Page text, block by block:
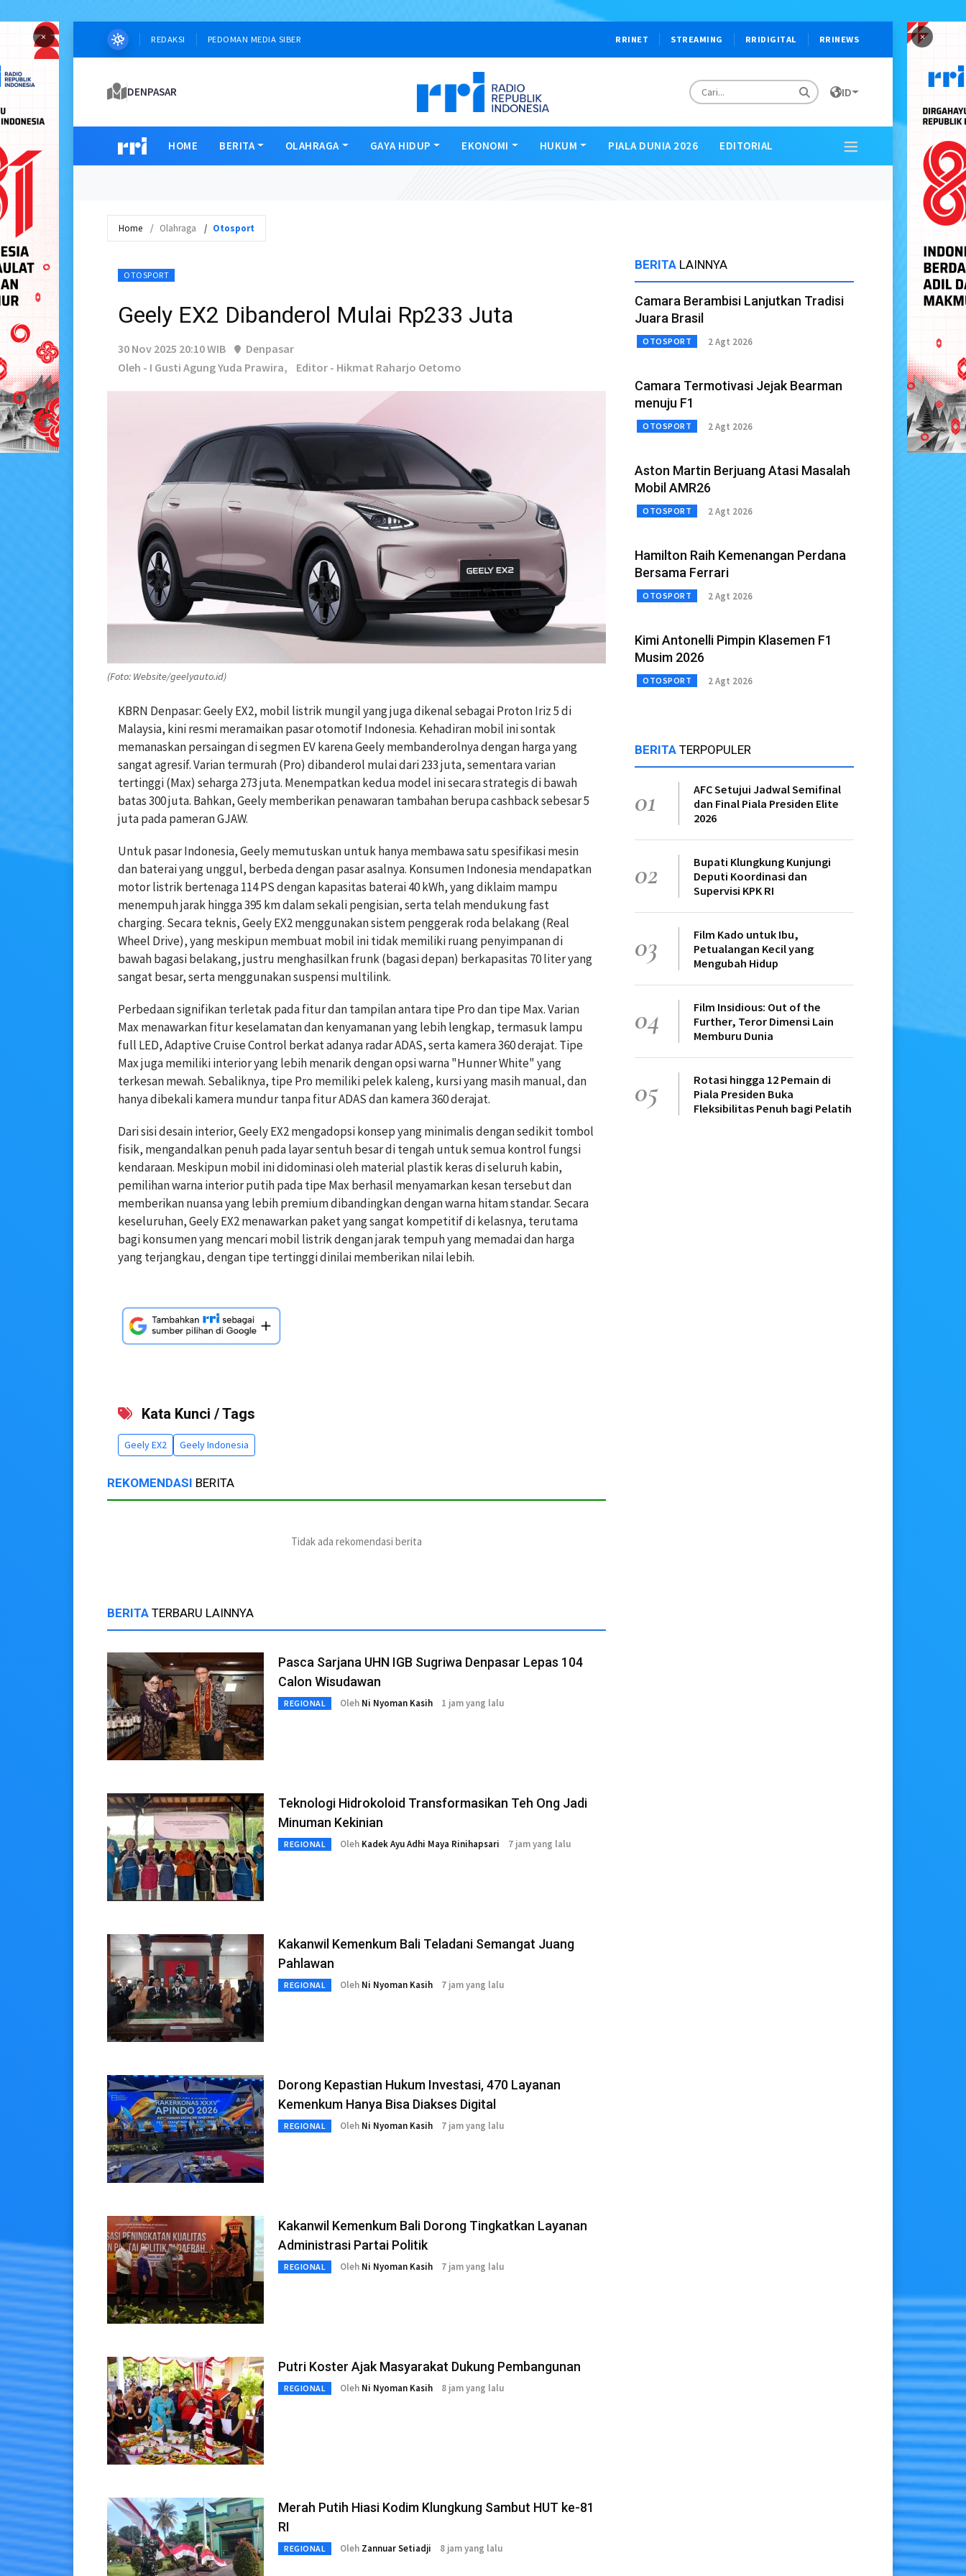
× ×
REDAKSI PEDOMAN MEDIA SIBER RRINET STREAMING RRIDIGITAL RRINEWS
DENPASAR ID
HOME BERITA OLAHRAGA GAYA HIDUP EKONOMI HUKUM PIALA DUNIA 2026 EDITORIAL
Home Olahraga Otosport
OTOSPORT
Geely EX2 Dibanderol Mulai Rp233 Juta
30 Nov 2025 20:10 WIB
Denpasar
Oleh - I Gusti Agung Yuda Prawira,
Editor - Hikmat Raharjo Oetomo
(Foto: Website/geelyauto.id)
KBRN Denpasar: Geely EX2, mobil listrik mungil yang juga dikenal sebagai Proton Iriz 5 di
Malaysia, kini resmi meramaikan pasar otomotif Indonesia. Kehadiran mobil ini sontak
memanaskan persaingan di segmen EV karena Geely membanderolnya dengan harga yang
sangat agresif. Varian termurah (Pro) dibanderol mulai dari 233 juta, sementara varian
tertinggi (Max) seharga 273 juta. Menempatkan kedua model ini secara strategis di bawah
batas 300 juta. Bahkan, Geely memberikan penawaran tambahan berupa cashback sebesar 5
juta pada pameran GJAW.
Untuk pasar Indonesia, Geely memutuskan untuk hanya membawa satu spesifikasi mesin
dan baterai yang unggul, berbeda dengan pasar asalnya. Konsumen Indonesia mendapatkan
motor listrik bertenaga 114 PS dengan kapasitas baterai 40 kWh, yang diklaim mampu
menempuh jarak hingga 395 km dalam sekali pengisian, serta telah mendukung fast
charging. Secara teknis, Geely EX2 menggunakan sistem penggerak roda belakang (Real
Wheel Drive), yang meskipun membuat mobil ini tidak memiliki ruang penyimpanan di
bawah bagasi belakang, justru menghasilkan frunk (bagasi depan) berkapasitas 70 liter yang
sangat besar, serta menggunakan suspensi multilink.
Perbedaan signifikan terletak pada fitur dan tampilan antara tipe Pro dan tipe Max. Varian
Max menawarkan fitur keselamatan dan kenyamanan yang lebih lengkap, termasuk lampu
full LED, Adaptive Cruise Control berkat adanya radar ADAS, serta kamera 360 derajat. Tipe
Max juga memiliki interior yang lebih menarik dengan opsi warna "Hunner White" yang
terkesan mewah. Sebaliknya, tipe Pro memiliki pelek kaleng, kursi yang masih manual, dan
hanya dibekali kamera mundur tanpa fitur ADAS dan kamera 360 derajat.
Dari sisi desain interior, Geely EX2 mengadopsi konsep yang minimalis dengan sedikit tombol
fisik, mengandalkan penuh pada layar sentuh besar di tengah untuk semua kontrol fungsi
kendaraan. Meskipun mobil ini didominasi oleh material plastik keras di seluruh kabin,
pemilihan warna interior putih pada tipe Max berhasil menyamarkan kesan tersebut dan
memberikan nuansa yang lebih premium dibandingkan dengan warna hitam standar. Secara
keseluruhan, Geely EX2 menawarkan paket yang sangat kompetitif di kelasnya, terutama
bagi konsumen yang mencari mobil listrik dengan jarak tempuh yang memadai dan harga
yang terjangkau, dengan tipe tertinggi dinilai memberikan nilai lebih.
Kata Kunci / Tags
Geely EX2 Geely Indonesia
REKOMENDASI BERITA
Tidak ada rekomendasi berita
BERITA TERBARU LAINNYA
Pasca Sarjana UHN IGB Sugriwa Denpasar Lepas 104
Calon Wisudawan
REGIONAL Oleh Ni Nyoman Kasih 1 jam yang lalu
Teknologi Hidrokoloid Transformasikan Teh Ong Jadi
Minuman Kekinian
REGIONAL Oleh Kadek Ayu Adhi Maya Rinihapsari 7 jam yang lalu
Kakanwil Kemenkum Bali Teladani Semangat Juang
Pahlawan
REGIONAL Oleh Ni Nyoman Kasih 7 jam yang lalu
Dorong Kepastian Hukum Investasi, 470 Layanan
Kemenkum Hanya Bisa Diakses Digital
REGIONAL Oleh Ni Nyoman Kasih 7 jam yang lalu
Kakanwil Kemenkum Bali Dorong Tingkatkan Layanan
Administrasi Partai Politik
REGIONAL Oleh Ni Nyoman Kasih 7 jam yang lalu
Putri Koster Ajak Masyarakat Dukung Pembangunan
REGIONAL Oleh Ni Nyoman Kasih 8 jam yang lalu
Merah Putih Hiasi Kodim Klungkung Sambut HUT ke-81
RI
REGIONAL Oleh Zannuar Setiadji 8 jam yang lalu
BERITA LAINNYA
Camara Berambisi Lanjutkan Tradisi
Juara Brasil
OTOSPORT 2 Agt 2026
Camara Termotivasi Jejak Bearman
menuju F1
OTOSPORT 2 Agt 2026
Aston Martin Berjuang Atasi Masalah
Mobil AMR26
OTOSPORT 2 Agt 2026
Hamilton Raih Kemenangan Perdana
Bersama Ferrari
OTOSPORT 2 Agt 2026
Kimi Antonelli Pimpin Klasemen F1
Musim 2026
OTOSPORT 2 Agt 2026
BERITA TERPOPULER
01
AFC Setujui Jadwal Semifinal
dan Final Piala Presiden Elite
2026
02
Bupati Klungkung Kunjungi
Deputi Koordinasi dan
Supervisi KPK RI
03
Film Kado untuk Ibu,
Petualangan Kecil yang
Mengubah Hidup
04
Film Insidious: Out of the
Further, Teror Dimensi Lain
Memburu Dunia
05
Rotasi hingga 12 Pemain di
Piala Presiden Buka
Fleksibilitas Penuh bagi Pelatih